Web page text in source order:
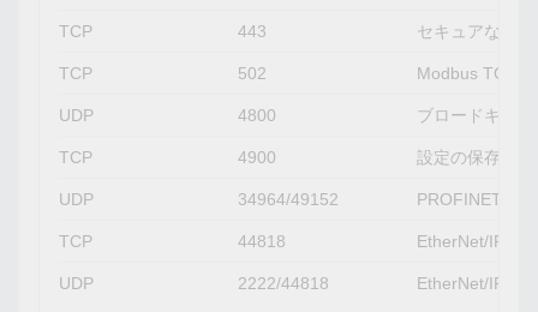
TCP 443 セキュアな
TCP 502 Modbus TCPポ
UDP 4800 ブロードキャ
TCP 4900 設定の保存、
UDP 34964/49152 PROFINETポ
TCP 44818 EtherNet/IP接続
UDP 2222/44818 EtherNet/IPメ